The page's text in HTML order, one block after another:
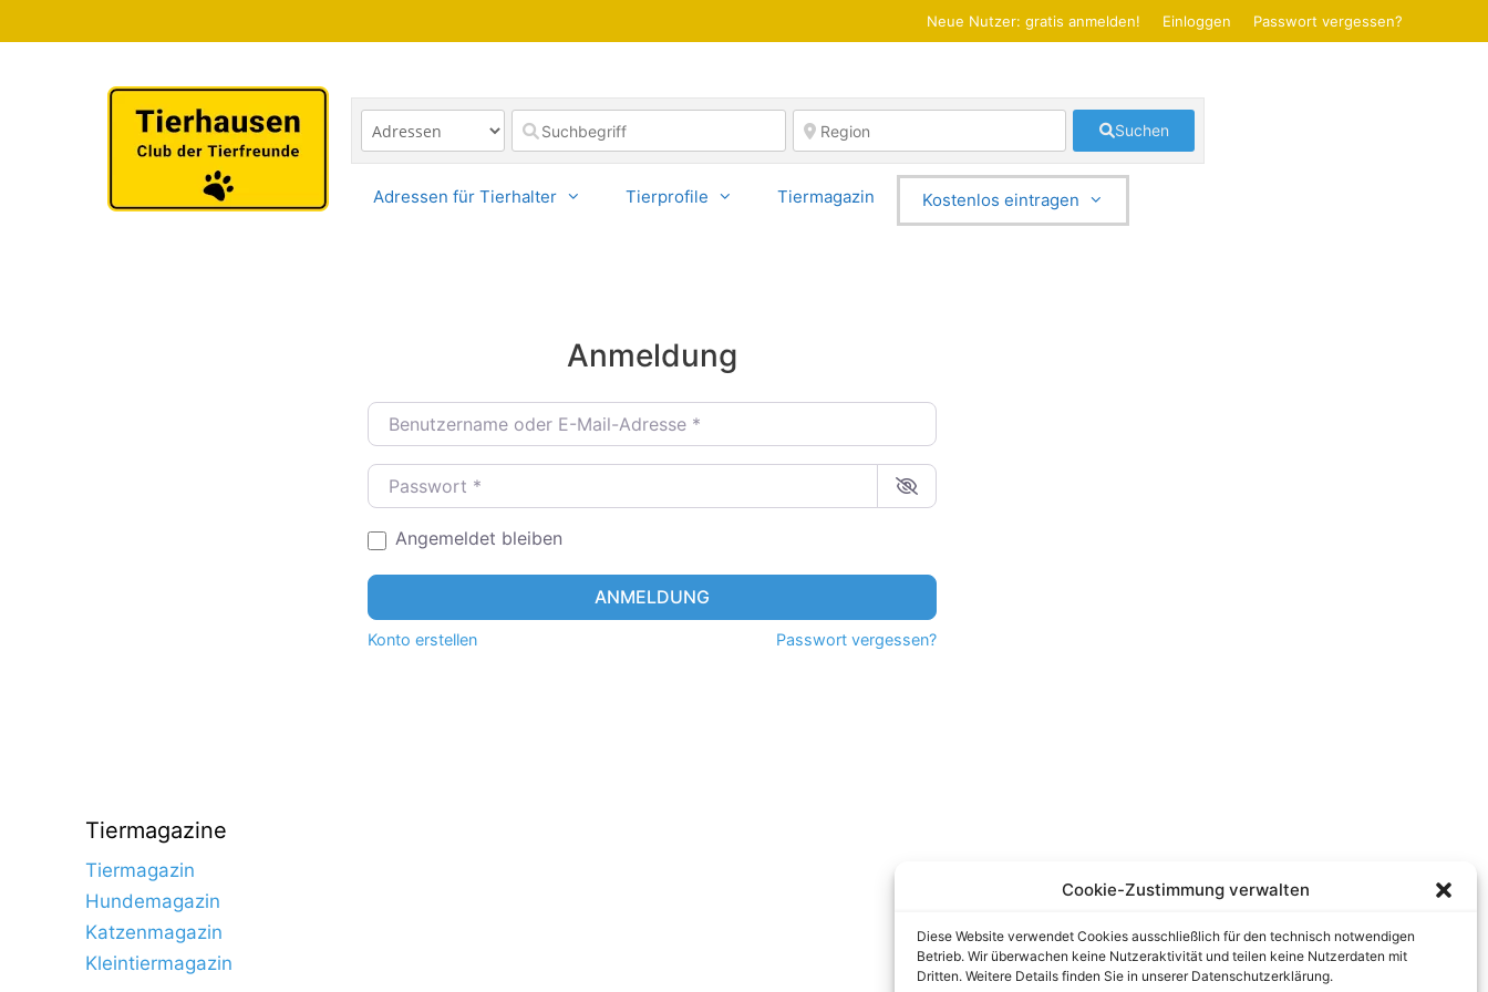
Cookie-Zustimmung verwalten
Diese Website verwendet Cookies ausschließlich für den technisch notwendigen
Betrieb. Wir überwachen keine Nutzeraktivität und teilen keine Nutzerdaten mit
Dritten. Weitere Details finden Sie in unserer Datenschutzerklärung.
Inhalt
Neue Nutzer: gratis anmelden! Einloggen Passwort vergessen?
Suchen
Adressen für Tierhalter Tierprofile Tiermagazin Kostenlos eintragen
Anmeldung
Benutzername oder E-Mail-Adresse
Passwort
Angemeldet bleiben
ANMELDUNG
Konto erstellen Passwort vergessen?
Tiermagazine
Tiermagazin
Hundemagazin
Katzenmagazin
Kleintiermagazin